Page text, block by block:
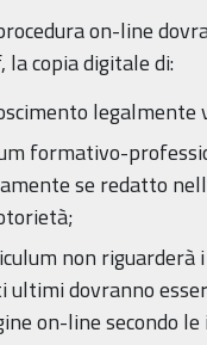
on-line
copia digitale di:
legalmente
formativo-
se redatto
non riguarderà
ultimi dovranno
on-line secondo